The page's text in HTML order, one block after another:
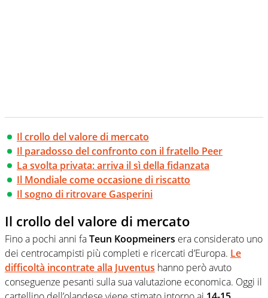
Il crollo del valore di mercato
Il paradosso del confronto con il fratello Peer
La svolta privata: arriva il sì della fidanzata
Il Mondiale come occasione di riscatto
Il sogno di ritrovare Gasperini
Il crollo del valore di mercato
Fino a pochi anni faTeun Koopmeiners era considerato uno
dei centrocampisti più completi e ricercati d’Europa. Le
difficoltà incontrate alla Juventus hanno però avuto
conseguenze pesanti sulla sua valutazione economica. Oggi il